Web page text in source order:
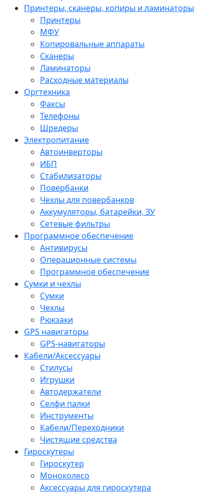
Принтеры, сканеры, копиры и ламинаторы
Принтеры
МФУ
Копировальные аппараты
Сканеры
Ламинаторы
Расходные материалы
Оргтехника
Факсы
Телефоны
Шредеры
Электропитание
Автоинверторы
ИБП
Стабилизаторы
Повербанки
Чехлы для повербанков
Аккумуляторы, батарейки, ЗУ
Сетевые фильтры
Программное обеспечение
Антивирусы
Операционные системы
Программное обеспечение
Сумки и чехлы
Сумки
Чехлы
Рюкзаки
GPS навигаторы
GPS-навигаторы
Кабели/Аксессуары
Стилусы
Игрушки
Автодержатели
Селфи палки
Инструменты
Кабели/Переходники
Чистящие средства
Гироскутеры
Гироскутер
Моноколесо
Аксессуары для гироскутера